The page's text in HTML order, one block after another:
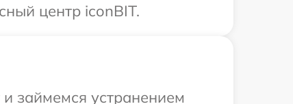
центр iconBIT.
займемся устранением